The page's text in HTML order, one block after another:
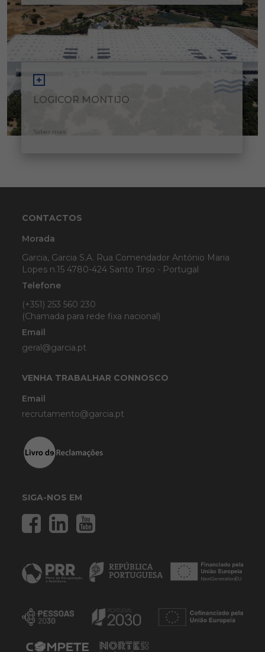
LOGICOR MONTIJO
Saber mais
CONTACTOS
Morada
Garcia, Garcia S.A. Rua Comendador António Maria
Lopes n.15 4780-424 Santo Tirso - Portugal
Telefone
(+351) 253 560 230
(Chamada para rede fixa nacional)
Email
geral@garcia.pt
VENHA TRABALHAR CONNOSCO
Email
recrutamento@garcia.pt
SIGA-NOS EM